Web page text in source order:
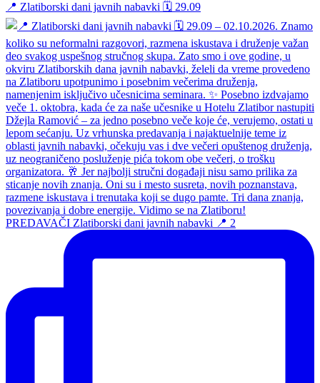
📍 Zlatiborski dani javnih nabavki 🗓️ 29.09
PREDAVAČI Zlatiborski dani javnih nabavki 📍 2